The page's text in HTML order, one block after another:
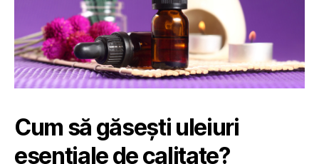
Cum să găsești uleiuri
esențiale de calitate?